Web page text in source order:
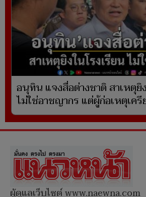
อนุทิน แจงสื่อต่างชาติ สาเหตุยิ
ไม่ใช่อาชญากร แต่ผู้ก่อเหตุเครี
ผู้ดูแลเว็บไซต์ www.naewna.com